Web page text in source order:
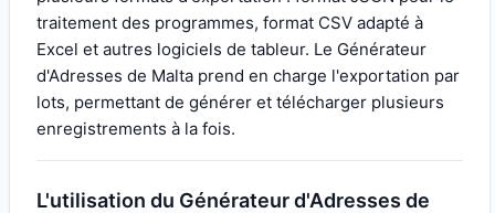
traitement des programmes, format CSV adapté à
Excel et autres logiciels de tableur. Le Générateur
d'Adresses de Malta prend en charge l'exportation par
lots, permettant de générer et télécharger plusieurs
enregistrements à la fois.
L'utilisation du Générateur d'Adresses de